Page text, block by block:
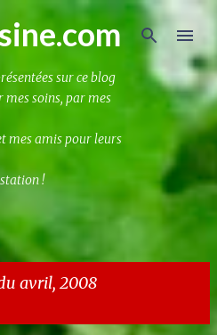
principal
sur ce blog
mes soins, par mes
mes amis pour leurs
!
avril, 2008